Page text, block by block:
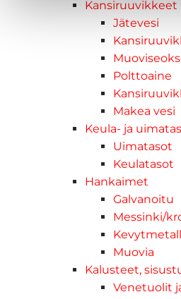
Kansiruuvikkeet
Jätevesi
Polttoaine
Makea vesi
Keula- ja
Uimatasot
Keulatasot
Hankaimet
Galvanoitu
Messinki/
Muovia
Kalusteet,
Venetuolit